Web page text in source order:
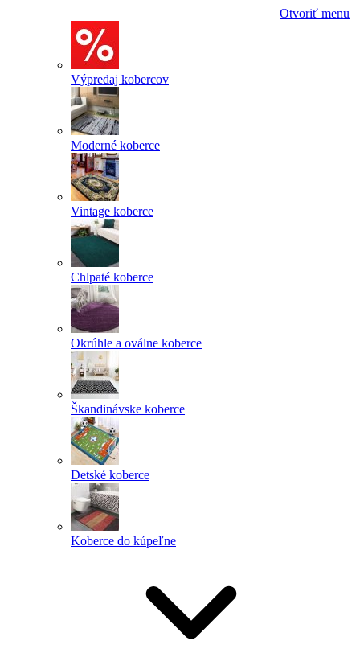
Otvoriť menu
Výpredaj kobercov
Moderné koberce
Vintage koberce
Chlpaté koberce
Okrúhle a oválne koberce
Škandinávske koberce
Detské koberce
Koberce do kúpeľne